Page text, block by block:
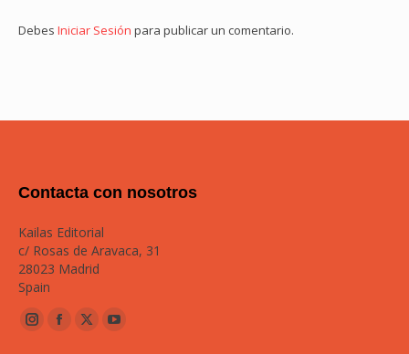
Debes Iniciar Sesión para publicar un comentario.
Contacta con nosotros
Kailas Editorial
c/ Rosas de Aravaca, 31
28023 Madrid
Spain
Instagram
Facebook
TwitterYouTube